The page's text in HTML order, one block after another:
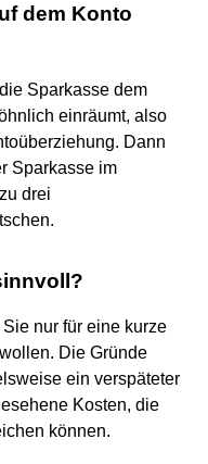
dem Konto
Sparkasse dem
einräumt, also
Dann
Sparkasse im
drei
nur für eine kurze
Die Gründe
ein verspäteter
Kosten, die
können.